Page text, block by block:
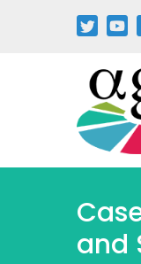
and